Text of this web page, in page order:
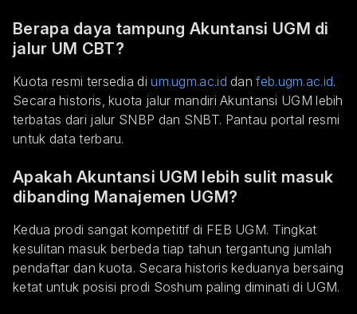
Berapa daya tampung Akuntansi UGM di
jalur UM CBT?
Kuota resmi tersedia dium.ugm.ac.id danfeb.ugm.ac.id.
Secara historis, kuota jalur mandiri Akuntansi UGM lebih
terbatas dari jalur SNBP dan SNBT. Pantau portal resmi
untuk data terbaru.
Apakah Akuntansi UGM lebih sulit masuk
dibanding Manajemen UGM?
Kedua prodi sangat kompetitif di FEB UGM. Tingkat
kesulitan masuk berbeda tiap tahun tergantung jumlah
pendaftar dan kuota. Secara historis keduanya bersaing
ketat untuk posisi prodi Soshum paling diminati di UGM.